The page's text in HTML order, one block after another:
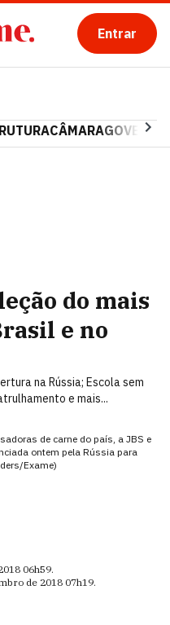
Entrar
CÂMARAGOVERNO
do mais
e no
na Rússia; Escola sem
e mais...
de carne do país, a JBS e
ontem pela Rússia para
Exame)
06h59.
de 2018 07h19.